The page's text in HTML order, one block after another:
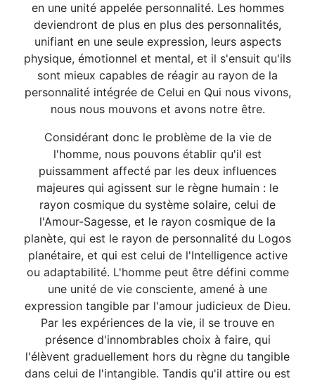
en une unité appelée personnalité. Les hommes
deviendront de plus en plus des personnalités,
unifiant en une seule expression, leurs aspects
physique, émotionnel et mental, et il s'ensuit qu'ils
sont mieux capables de réagir au rayon de la
personnalité intégrée de Celui en Qui nous vivons,
nous nous mouvons et avons notre être.
Considérant donc le problème de la vie de
l'homme, nous pouvons établir qu'il est
puissamment affecté par les deux influences
majeures qui agissent sur le règne humain : le
rayon cosmique du système solaire, celui de
l'Amour-Sagesse, et le rayon cosmique de la
planète, qui est le rayon de personnalité du Logos
planétaire, et qui est celui de l'Intelligence active
ou adaptabilité. L'homme peut être défini comme
une unité de vie consciente, amené à une
expression tangible par l'amour judicieux de Dieu.
Par les expériences de la vie, il se trouve en
présence d'innombrables choix à faire, qui
l'élèvent graduellement hors du règne du tangible
dans celui de l'intangible. Tandis qu'il attire ou est